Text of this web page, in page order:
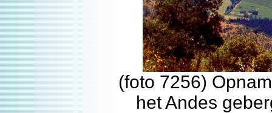
(foto 7256)
het Andes